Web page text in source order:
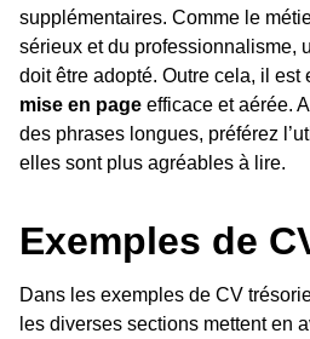
supplémentaires. Comme le
sérieux et du professionnalisme,
doit être adopté. Outre cela, il est
mise en page efficace et aérée.
des phrases longues, préférez
elles sont plus agréables à lire.
Exemples de
Dans les exemples de CV
les diverses sections mettent en